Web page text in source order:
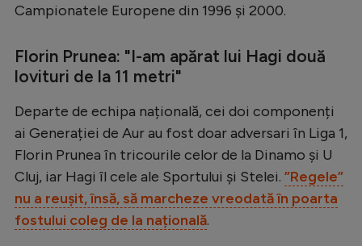
Handbal
Natație
Formula 1
Gimnastică
Auto
Rugby
Ciclism
Alte sporturi
Campionatele Europene din 1996 și 2000.
Florin Prunea: "I-am apărat lui Hagi două
lovituri de la 11 metri"
Departe de echipa națională, cei doi componenți
ai Generației de Aur au fost doar adversari în Liga 1,
Florin Prunea în tricourile celor de la Dinamo și U
Cluj, iar Hagi îl cele ale Sportului și Stelei. ”Regele”
nu a reușit, însă, să marcheze vreodată în poarta
fostului coleg de la națională.